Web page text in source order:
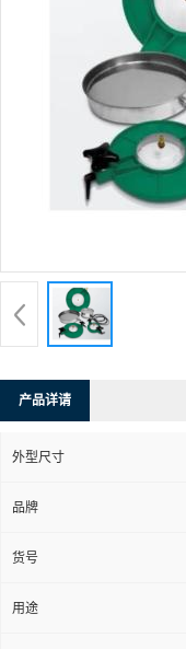
产品详请
外型尺寸
品牌
货号
用途